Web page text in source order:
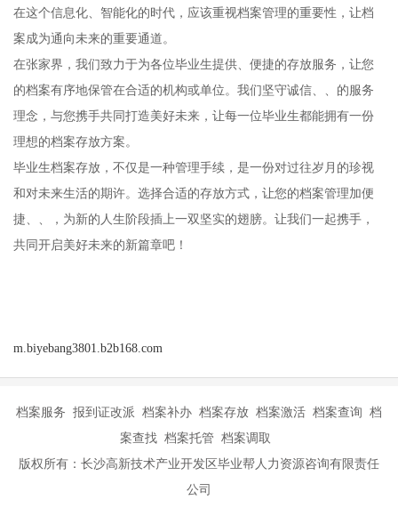
在这个信息化、智能化的时代，应该重视档案管理的重要性，让档
案成为通向未来的重要通道。
在张家界，我们致力于为各位毕业生提供、便捷的存放服务，让您
的档案有序地保管在合适的机构或单位。我们坚守诚信、、的服务
理念，与您携手共同打造美好未来，让每一位毕业生都能拥有一份
理想的档案存放方案。
毕业生档案存放，不仅是一种管理手续，是一份对过往岁月的珍视
和对未来生活的期许。选择合适的存放方式，让您的档案管理加便
捷、、，为新的人生阶段插上一双坚实的翅膀。让我们一起携手，
共同开启美好未来的新篇章吧！
m.biyebang3801.b2b168.com
档案服务 报到证改派 档案补办 档案存放 档案激活 档案查询 档
案查找 档案托管 档案调取
版权所有：长沙高新技术产业开发区毕业帮人力资源咨询有限责任
公司